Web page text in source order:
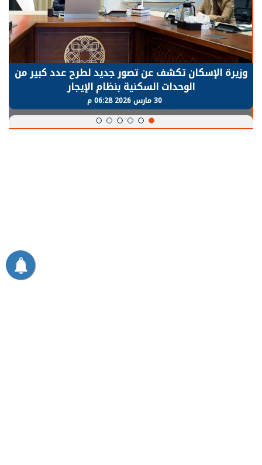
وزيرة الإسكان تكشف عن تصور جديد لطرح عدد كبير من
الوحدات السكنية بنظام الإيجار